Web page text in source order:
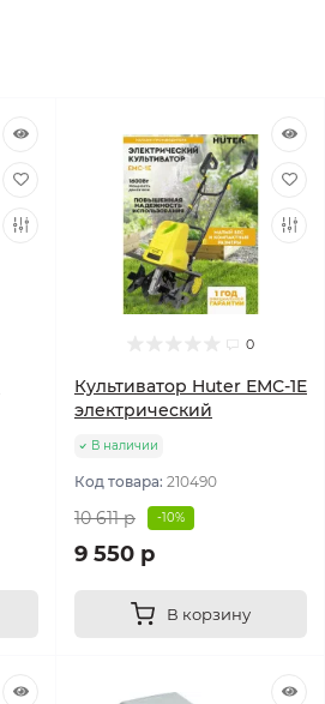
0
Культиватор Huter ЕМС-1E
электрический
В наличии
Код товара: 210490
10 611 р -10%
9 550 р
В корзину